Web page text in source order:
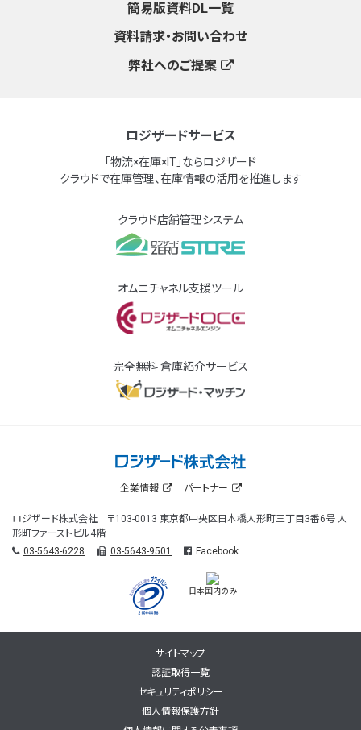
簡易版資料DL一覧
資料請求・お問い合わせ
弊社へのご提案
ロジザードサービス
「物流×在庫×IT」ならロジザード
クラウドで在庫管理、在庫情報の活用を推進します
クラウド店舗管理システム
オムニチャネル支援ツール
完全無料 倉庫紹介サービス
企業情報 パートナー
ロジザード株式会社 〒103-0013 東京都中央区日本橋人形町三丁目3番6号 人
形町ファーストビル4階
03-5643-6228
03-5643-9501 Facebook
日本国内のみ
サイトマップ
認証取得一覧
セキュリティポリシー
個人情報保護方針